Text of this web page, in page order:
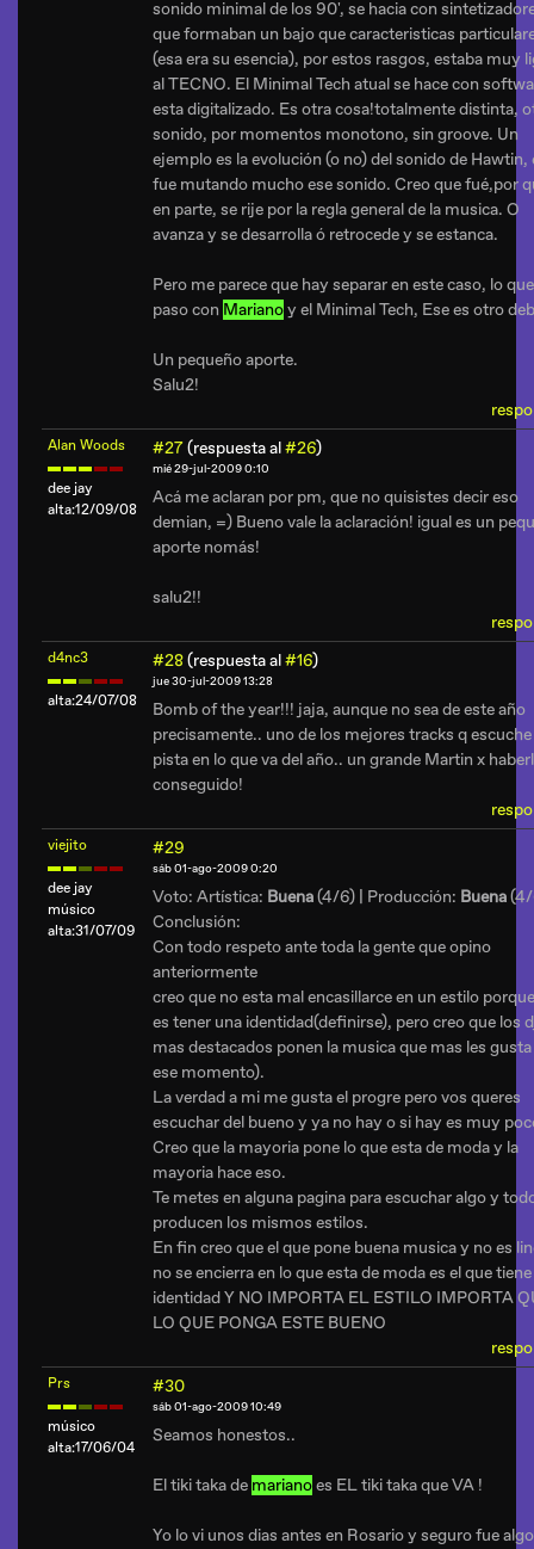
sonido minimal de los 90', se hacia con
que formaban un bajo que caracteristicas
(esa era su esencia), por estos rasgos, estaba muy
al TECNO. El Minimal Tech atual se hace con
esta digitalizado. Es otra cosa!totalmente distinta,
sonido, por momentos monotono, sin groove. Un
ejemplo es la evolución (o no) del sonido de Hawtin,
fue mutando mucho ese sonido. Creo que fué,por
en parte, se rije por la regla general de la musica. O
avanza y se desarrolla ó retrocede y se estanca.
Pero me parece que hay separar en este caso, lo que
paso con Marianoy el Minimal Tech, Ese es otro
Un pequeño aporte.
Salu2!
Alan Woods
dee jay
alta:12/09/08
#27(respuesta al#26)
mié 29-jul-2009 0:10
Acá me aclaran por pm, que no quisistes decir eso
demian, =) Bueno vale la aclaración! igual es un
aporte nomás!
salu2!!
d4nc3
alta:24/07/08
#28(respuesta al#16)
jue 30-jul-2009 13:28
Bomb of the year!!! jaja, aunque no sea de este año
precisamente.. uno de los mejores tracks q escuche
pista en lo que va del año.. un grande Martin x
conseguido!
viejito
dee jay
músico
alta:31/07/09
#29
sáb 01-ago-2009 0:20
Voto: Artística: Buena(4/6) | Producción: Buena
Conclusión:
Con todo respeto ante toda la gente que opino
anteriormente
creo que no esta mal encasillarce en un estilo
es tener una identidad(definirse), pero creo que los
mas destacados ponen la musica que mas les gusta
ese momento).
La verdad a mi me gusta el progre pero vos queres
escuchar del bueno y ya no hay o si hay es muy
Creo que la mayoria pone lo que esta de moda y la
mayoria hace eso.
Te metes en alguna pagina para escuchar algo y
producen los mismos estilos.
En fin creo que el que pone buena musica y no es
no se encierra en lo que esta de moda es el que tiene
identidad Y NO IMPORTA EL ESTILO IMPORTA
LO QUE PONGA ESTE BUENO
Prs
músico
alta:17/06/04
#30
sáb 01-ago-2009 10:49
Seamos honestos..
El tiki taka de marianoes EL tiki taka que VA !
Yo lo vi unos dias antes en Rosario y seguro fue algo